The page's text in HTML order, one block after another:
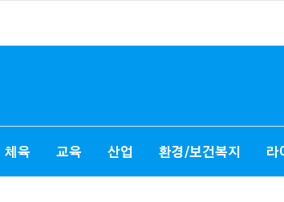
체육 교육 산업 환경/보건복지 라